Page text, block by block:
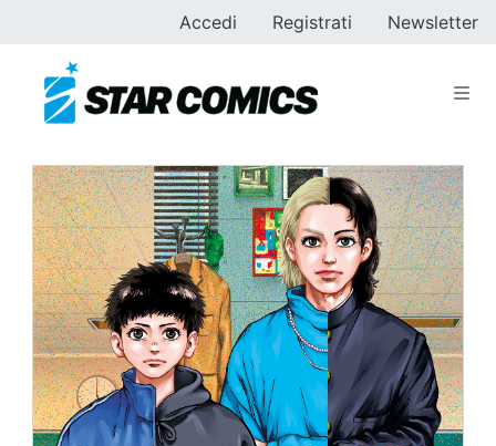
Accedi Registrati Newsletter